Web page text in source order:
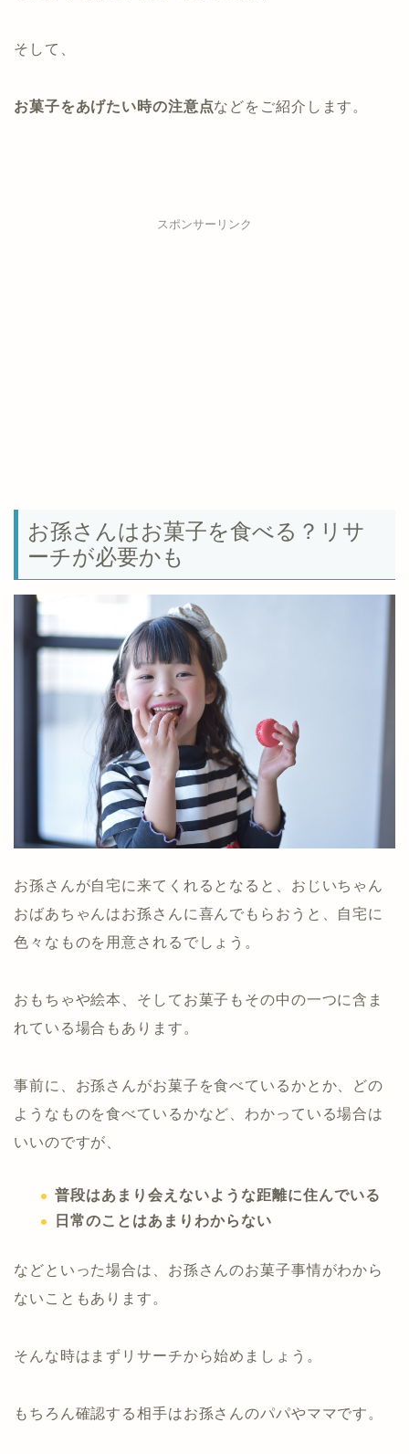
そして、
お菓子をあげたい時の注意点などをご紹介します。
スポンサーリンク
お孫さんはお菓子を食べる？リサ
ーチが必要かも
お孫さんが自宅に来てくれるとなると、おじいちゃん
おばあちゃんはお孫さんに喜んでもらおうと、自宅に
色々なものを用意されるでしょう。
おもちゃや絵本、そしてお菓子もその中の一つに含ま
れている場合もあります。
事前に、お孫さんがお菓子を食べているかとか、どの
ようなものを食べているかなど、わかっている場合は
いいのですが、
普段はあまり会えないような距離に住んでいる
日常のことはあまりわからない
などといった場合は、お孫さんのお菓子事情がわから
ないこともあります。
そんな時はまずリサーチから始めましょう。
もちろん確認する相手はお孫さんのパパやママです。